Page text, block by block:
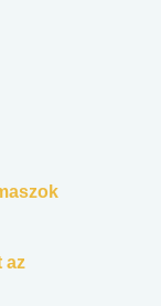
az